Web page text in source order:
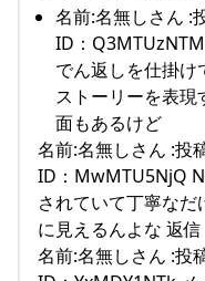
名前:名無しさん :
ID：
でん返しを仕掛け
ストーリーを表現
面もあるけど
名前:名無しさん :投
ID：MwMTU5NjQ
されていて丁寧な
に見えるんよな 返信
名前:名無しさん :投